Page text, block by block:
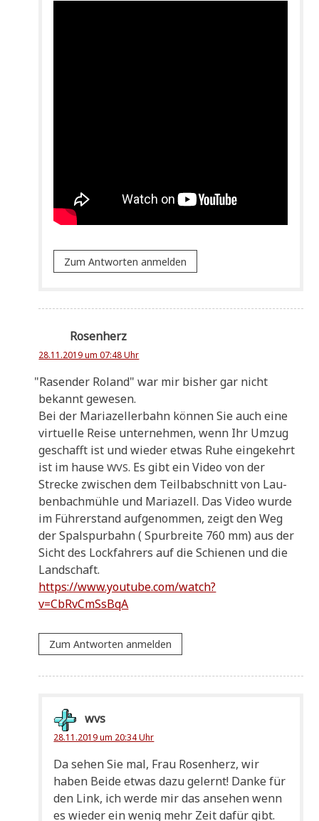
Zum Antworten anmelden
Rosenherz
28.11.2019 um 07:48 Uhr
"Rasen­der Roland" war mir bis­her gar nicht
bekannt gewesen.
Bei der Maria­zel­ler­bahn kön­nen Sie auch eine
vir­tu­el­le Rei­se unter­neh­men, wenn Ihr Umzug
geschafft ist und wie­der etwas Ruhe ein­ge­kehrt
ist im hau­seWVS. Es gibt ein Video von der
Strecke zwi­schen dem Teilb­ab­schnitt von Lau­
ben­bach­müh­le und Maria­zell. Das Video wur­de
im Füh­rer­stand auf­ge­nom­men, zeigt den Weg
der Spal­spur­bahn ( Spur­brei­te 760 mm) aus der
Sicht des Lock­fah­rers auf die Schie­nen und die
Landschaft.
https://www.youtube.com/watch?
v=CbRvCmSsBqA
Zum Antworten anmelden
wvs
28.11.2019 um 20:34 Uhr
Da sehen Sie mal, Frau Rosen­herz, wir
haben Bei­de etwas dazu gelernt! Dan­ke für
den Link, ich wer­de mir das anse­hen wenn
es wie­der ein wenig mehr Zeit dafür gibt.